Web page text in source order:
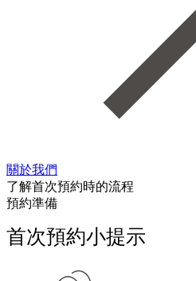
關於我們
了解首次預約時的流程
預約準備
首次預約小提示